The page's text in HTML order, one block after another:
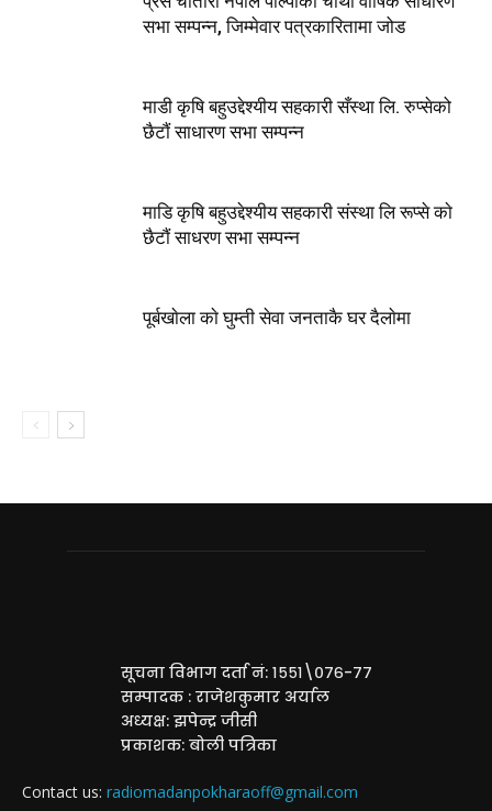
सभा सम्पन्न, जिम्मेवार पत्रकारितामा जोड
माडी कृषि बहुउद्देश्यीय सहकारी सँस्था लि. रुप्सेको
छैटाैं साधारण सभा सम्पन्न
माडि कृषि बहुउद्देश्यीय सहकारी संस्था लि रूप्से काे
छैटाैं साधरण सभा सम्पन्न
पूर्बखाेला काे घुम्ती सेवा जनताकै घर दैलाेमा
सूचना विभाग दर्ता नं: १५५१\०७६-७७
सम्पादक : राजेशकुमार अर्याल
अध्यक्ष: झपेन्द्र जीसी
प्रकाशक: बोली पत्रिका
Contact us: radiomadanpokharaoff@gmail.com